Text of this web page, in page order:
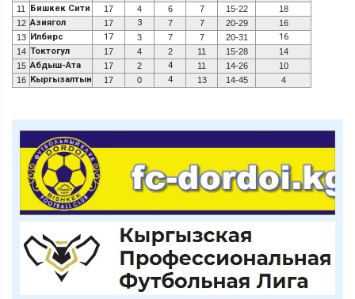
11
Бишкек Сити 17 4 6 7 15-22
18
12 Азиягол 17 3 7 7 20-29
16
13 Илбирс 17 3 7 7 20-31 16
14 Токтогул 17 4 2 11 15-28
14
15 Абдыш-Ата 17 2 4 11 14-26
10
16 Кыргызалтын 17 0 4 13 14-45 4